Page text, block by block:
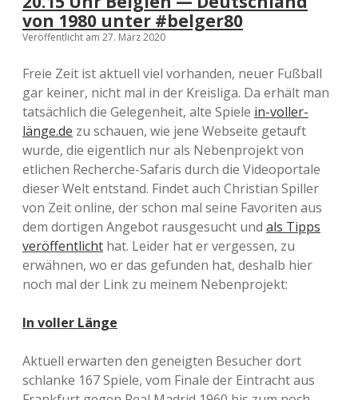
von 1980 unter #belger80
Veröffentlicht am 27. März 2020
Freie Zeit ist aktuell viel vorhanden, neuer Fußball
gar keiner, nicht mal in der Kreisliga. Da erhält man
tatsächlich die Gelegenheit, alte Spiele in-voller-
länge.de zu schauen, wie jene Webseite getauft
wurde, die eigentlich nur als Nebenprojekt von
etlichen Recherche-Safaris durch die Videoportale
dieser Welt entstand. Findet auch Christian Spiller
von Zeit online, der schon mal seine Favoriten aus
dem dortigen Angebot rausgesucht und als Tipps
veröffentlicht hat. Leider hat er vergessen, zu
erwähnen, wo er das gefunden hat, deshalb hier
noch mal der Link zu meinem Nebenprojekt:
In voller Länge
Aktuell erwarten den geneigten Besucher dort
schlanke 167 Spiele, vom Finale der Eintracht aus